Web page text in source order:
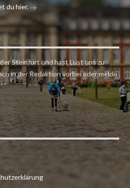
du hier.
Steinfurt und hast Lust uns zu
in der Redaktion vorbei oder melde